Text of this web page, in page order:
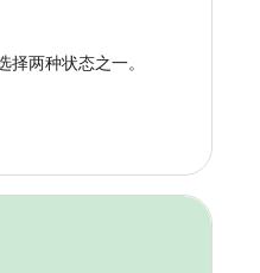
两种状态之一。